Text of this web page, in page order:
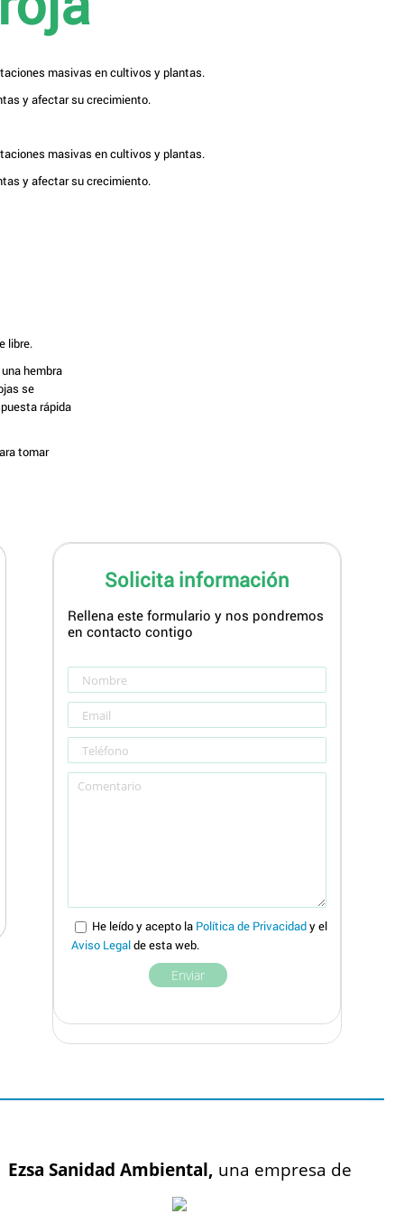
masivas en cultivos y plantas.
y afectar su crecimiento.
masivas en cultivos y plantas.
y afectar su crecimiento.
libre.
hembra
se
rápida
tomar
Solicita información
Rellena este formulario y nos pondremos
en contacto contigo
He leído y acepto la Política de Privacidady el
Aviso Legalde esta web.
Ezsa Sanidad Ambiental, una empresa de